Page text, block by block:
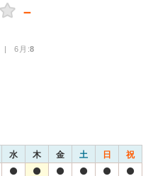
－
| 6月:8
水 木 金 土 日 祝